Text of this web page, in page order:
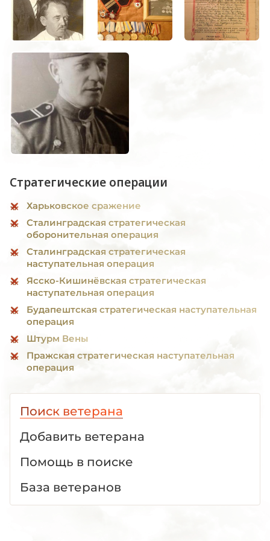
Стратегические операции
Харьковское сражение
Сталинградская стратегическая
оборонительная операция
Сталинградская стратегическая
наступательная операция
Ясско-Кишинёвская стратегическая
наступательная операция
Будапештская стратегическая наступательная
операция
Штурм Вены
Пражская стратегическая наступательная
операция
Поиск ветерана
Добавить ветерана
Помощь в поиске
База ветеранов